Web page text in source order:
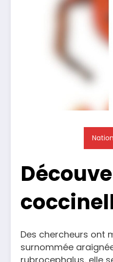
Nation
Des chercheurs ont
surnommée